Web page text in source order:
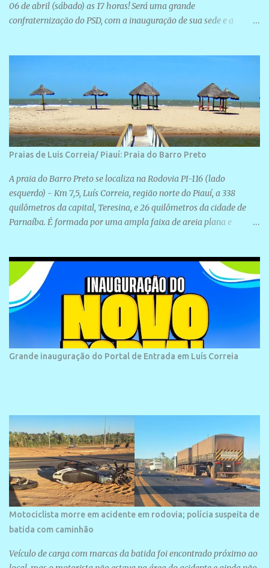
06 de abril (sábado) as 17 horas! Será uma grande
confraternização do PSD, com a inauguração de sua sede e a
Praias de Luis Correia/ Piauí: Praia do Barro Preto
A praia do Barro Preto se localiza na Rodovia PI-116 (lado
esquerdo) - Km 7,5, Luís Correia, região norte do Piauí, a 338
quilômetros da capital, Teresina, e 26 quilômetros da cidade de
Parnaíba. É formada por uma ampla faixa de areia plana e
devido ao extensivo molhe de pedras que não chegam a 2 metros
de altura, não apresentando dunas em seu espaço geográfico. Não
se sabe ao certo porque a praia leva esse nome, e muitas das suas
historias foram esquecidas ao longo do tempo. A praia é
frequentada por moradores e turistas, em geral veranistas
piauienses e, em menor número, pessoas de estados vizinhos. O
bairro onde se localiza a praia é palco de amplos investimentos e
Grande inauguração do Portal de Entrada em Luís Correia
Motociclista morre em acidente em rodovia; polícia suspeita de
batida com caminhão
Veículo de carga com marcas da batida foi encontrado próximo ao